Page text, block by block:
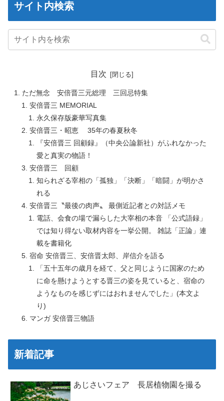
サイト内検索
目次
ただ無念 安倍晋三元総理 三回忌特集
安倍晋三 MEMORIAL
永久保存版豪華写真集
安倍晋三・昭恵 35年の春夏秋冬
『安倍晋三 回顧録』（中央公論新社）がふれなかった
愛と真実の物語！
安倍晋三 回顧
知られざる宰相の「孤独」「決断」「暗闘」が明かさ
れる
安倍晋三〝最後の肉声〟 最側近記者との対話メモ
電話、会食の場で漏らした大宰相の本音 「公式語録」
では知り得ない取材内容を一挙公開。 雑誌「正論」連
載を書籍化
宿命 安倍晋三、安倍晋太郎、岸信介を語る
「五十五年の歳月を経て、父と同じように国家のため
に命を懸けようとする晋三の姿を見ていると、宿命の
ようなものを感じずにはおれませんでした」(本文よ
り)
マンガ 安倍晋三物語
新着記事
あじさいフェア 長居植物園を撮る